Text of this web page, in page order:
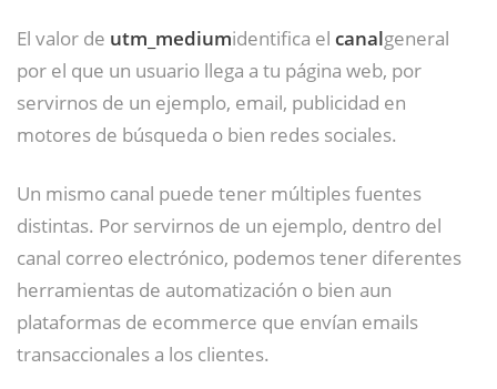
El valor de utm_mediumidentifica el canalgeneral
por el que un usuario llega a tu página web, por
servirnos de un ejemplo, email, publicidad en
motores de búsqueda o bien redes sociales.
Un mismo canal puede tener múltiples fuentes
distintas. Por servirnos de un ejemplo, dentro del
canal correo electrónico, podemos tener diferentes
herramientas de automatización o bien aun
plataformas de ecommerce que envían emails
transaccionales a los clientes.